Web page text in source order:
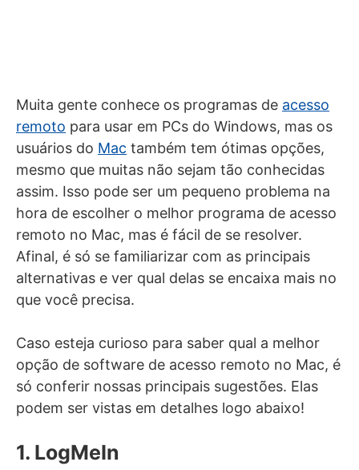
Muita gente conhece os programas de acesso
remoto para usar em PCs do Windows, mas os
usuários do Mac também tem ótimas opções,
mesmo que muitas não sejam tão conhecidas
assim. Isso pode ser um pequeno problema na
hora de escolher o melhor programa de acesso
remoto no Mac, mas é fácil de se resolver.
Afinal, é só se familiarizar com as principais
alternativas e ver qual delas se encaixa mais no
que você precisa.
Caso esteja curioso para saber qual a melhor
opção de software de acesso remoto no Mac, é
só conferir nossas principais sugestões. Elas
podem ser vistas em detalhes logo abaixo!
1. LogMeIn